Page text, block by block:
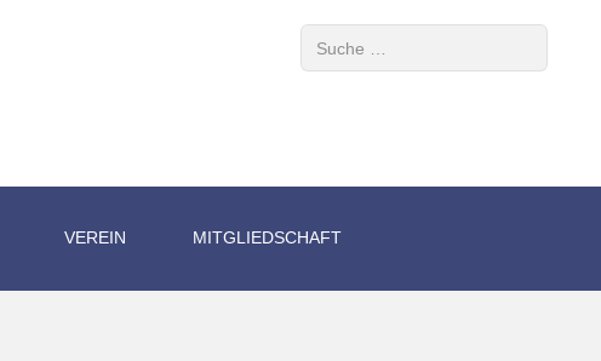
VEREIN MITGLIEDSCHAFT